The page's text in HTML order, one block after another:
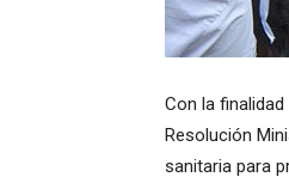
Con la
Resolución
sanitaria para